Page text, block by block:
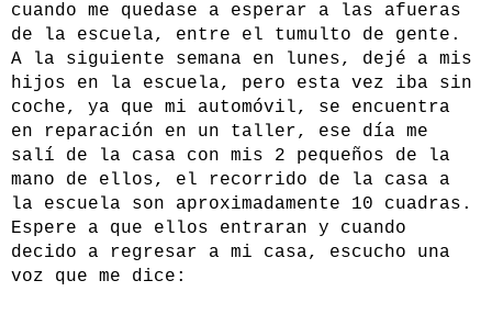
cuando me quedase a esperar a las afueras
de la escuela, entre el tumulto de gente.
A la siguiente semana en lunes, dejé a mis
hijos en la escuela, pero esta vez iba sin
coche, ya que mi automóvil, se encuentra
en reparación en un taller, ese día me
salí de la casa con mis 2 pequeños de la
mano de ellos, el recorrido de la casa a
la escuela son aproximadamente 10 cuadras.
Espere a que ellos entraran y cuando
decido a regresar a mi casa, escucho una
voz que me dice: